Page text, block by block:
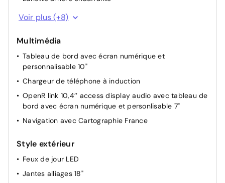
Rétroviseurs extérieurs électriques dégivrants
Lève-vitres AV électriques (impulsionnel conducteur)
Vitres électriques à impulsion
Accoudoir central avec rangement
Carte accès et démarrage mains libres
Renault Multi-Sense (choix de modes de conduite)
Voir plus (+8)
Multimédia
Tableau de bord avec écran numérique et
personnalisable 10"
Chargeur de téléphone à induction
OpenR link 10,4’’ access display audio avec tableau de
bord avec écran numérique et personlisable 7"
Navigation avec Cartographie France
Style extérieur
Feux de jour LED
Jantes alliages 18"